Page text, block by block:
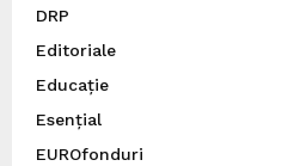
DRP
Editoriale
Educație
Esențial
EUROfonduri